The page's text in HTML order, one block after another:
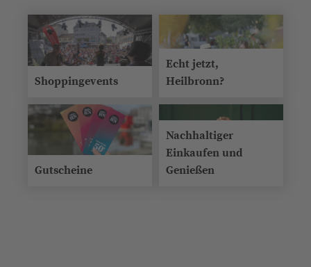
Shoppingevents
Echt jetzt,
Heilbronn?
Gutscheine
Nachhaltiger
Einkaufen und
Genießen